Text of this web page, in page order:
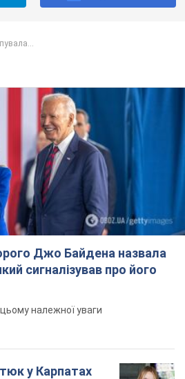
Джо Байдена назвала
сигналізував про його
належної уваги
у Карпатах